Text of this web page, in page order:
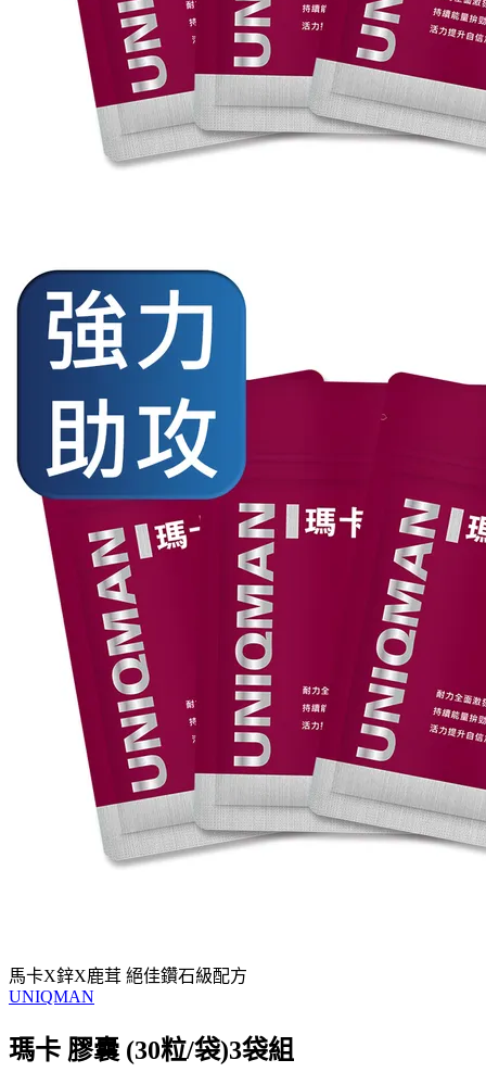
馬卡X鋅X鹿茸 絕佳鑽石級配方
UNIQMAN
瑪卡 膠囊 (30粒/袋)3袋組